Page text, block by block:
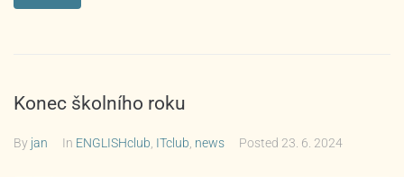
Konec školního roku
By jan In ENGLISHclub ITclub news Posted 23. 6. 2024